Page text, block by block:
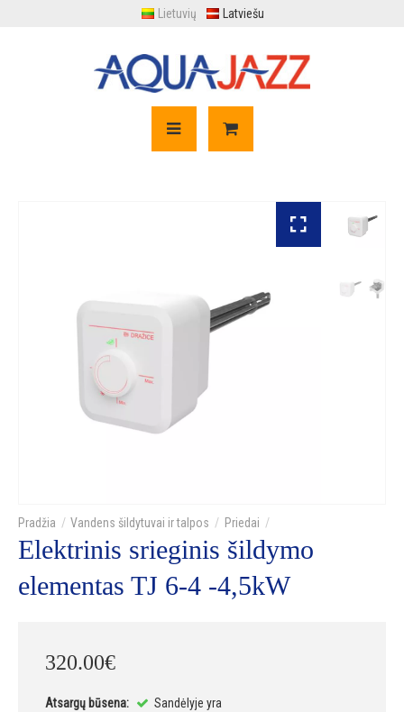
Lietuvių Latviešu
Vandens šildytuvai ir talpos Priedai
Elektrinis srieginis šildymo
elementas TJ 6-4 -4,5kW
320.00€
Atsargų būsena:
Sandėlyje yra